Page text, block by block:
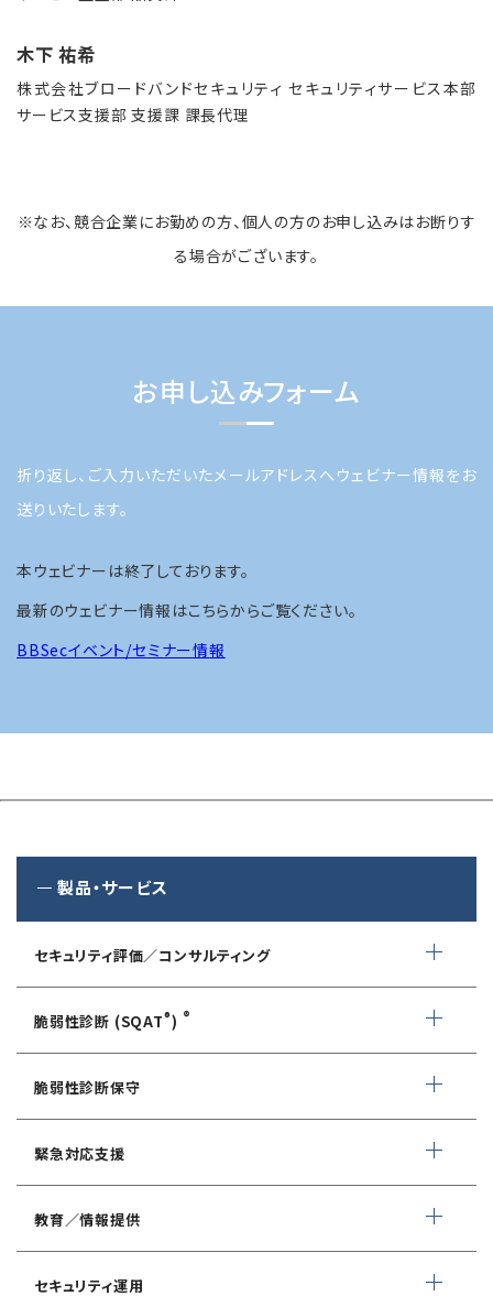
木下 祐希
株式会社ブロードバンドセキュリティ セキュリティサービス本部
サービス支援部 支援課 課長代理
※なお、競合企業にお勤めの方、個人の方のお申し込みはお断りす
る場合がございます。
お申し込みフォーム
折り返し、ご入力いただいたメールアドレスへウェビナー情報をお
送りいたします。
本ウェビナーは終了しております。
最新のウェビナー情報はこちらからご覧ください。
BBSecイベント/セミナー情報
製品・サービス
セキュリティ評価／コンサルティング
情報セキュリティ・アドバイザリ
AIサービス提供者・利用者向け
サイバーセキュリティ対策支援
CSIRT構築／運用支援
インシデント初動対応準備支援
脆弱性診断 (SQAT®) ®
WEBアプリケーション脆弱性診断
ネットワーク脆弱性診断
IoTセキュリティ診断
脆弱性診断保守
デイリー自動脆弱性診断
WEBサイトコンテンツ改ざん検知
緊急対応支援
デジタルフォレンジック
緊急対応サービス
教育／情報提供
セキュリスト（SecuriST）
セキュリティ運用